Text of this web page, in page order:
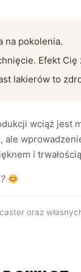
na pokolenia.
Efekt Cię
lakierów to
wciąż jest
i
oraz